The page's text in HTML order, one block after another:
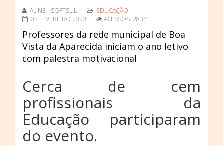
ALINE - SOFTSUL
EDUCAÇÃO
03 FEVEREIRO 2020
ACESSOS: 2834
Professores da rede municipal de Boa
Vista da Aparecida iniciam o ano letivo
com palestra motivacional
Cerca de cem
profissionais da
Educação participaram
do evento.